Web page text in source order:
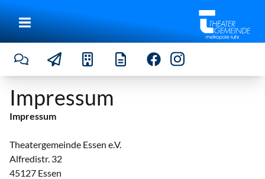
Impressum
Impressum
Theatergemeinde Essen e.V.
Alfredistr. 32
45127 Essen